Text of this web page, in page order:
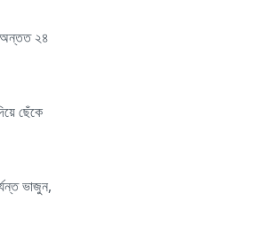
অন্তত ২৪
ছেঁকে
ভাজুন,